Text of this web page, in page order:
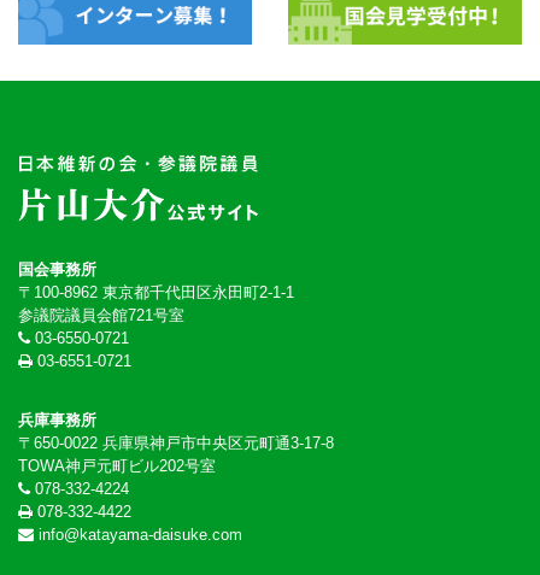
国会事務所
〒100-8962 東京都千代田区永田町2-1-1
参議院議員会館721号室
03-6550-0721
03-6551-0721
兵庫事務所
〒650-0022 兵庫県神戸市中央区元町通3-17-8
TOWA神戸元町ビル202号室
078-332-4224
078-332-4422
info@katayama-daisuke.com